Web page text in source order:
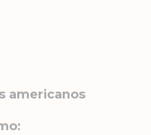
americanos